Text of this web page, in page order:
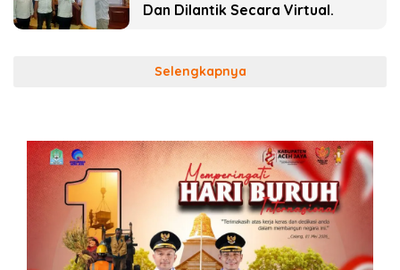
Dan Dilantik Secara Virtual.
Selengkapnya